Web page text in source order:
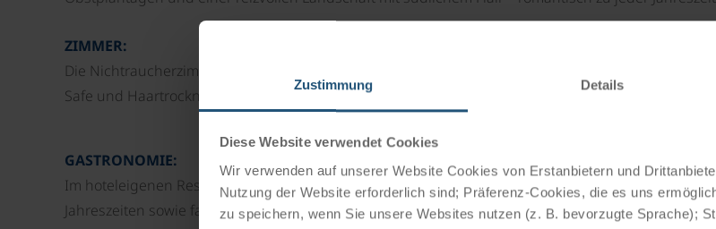
Zustimmung Details
Diese Website verwendet Cookies
Wir verwenden auf unserer Website Cookies von Erstanbietern und
Nutzung der Website erforderlich sind; Präferenz-Cookies, die es uns
zu speichern, wenn Sie unsere Websites nutzen (z. B. bevorzugte Sprache);
ZIMMER:
Die Nichtraucherzimmer sind alle mit Dusche/WC oder Badewanne/WC, Telefon, Radio, Flachbild-TV,
Safe und Haartrockner ausgestattet.
GASTRONOMIE:
Im hoteleigenen Restaurant genießen Sie regionale und internationale Gerichte entsprechend
Jahreszeiten sowie fangfrische Fische aus dem Bodensee. Von schwäbischen Schmankerln bis